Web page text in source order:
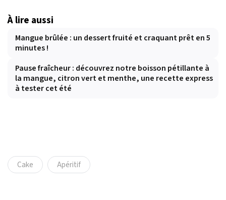
À lire aussi
Mangue brûlée : un dessert fruité et craquant prêt en 5
minutes !
Pause fraîcheur : découvrez notre boisson pétillante à
la mangue, citron vert et menthe, une recette express
à tester cet été
Cake Apéritif